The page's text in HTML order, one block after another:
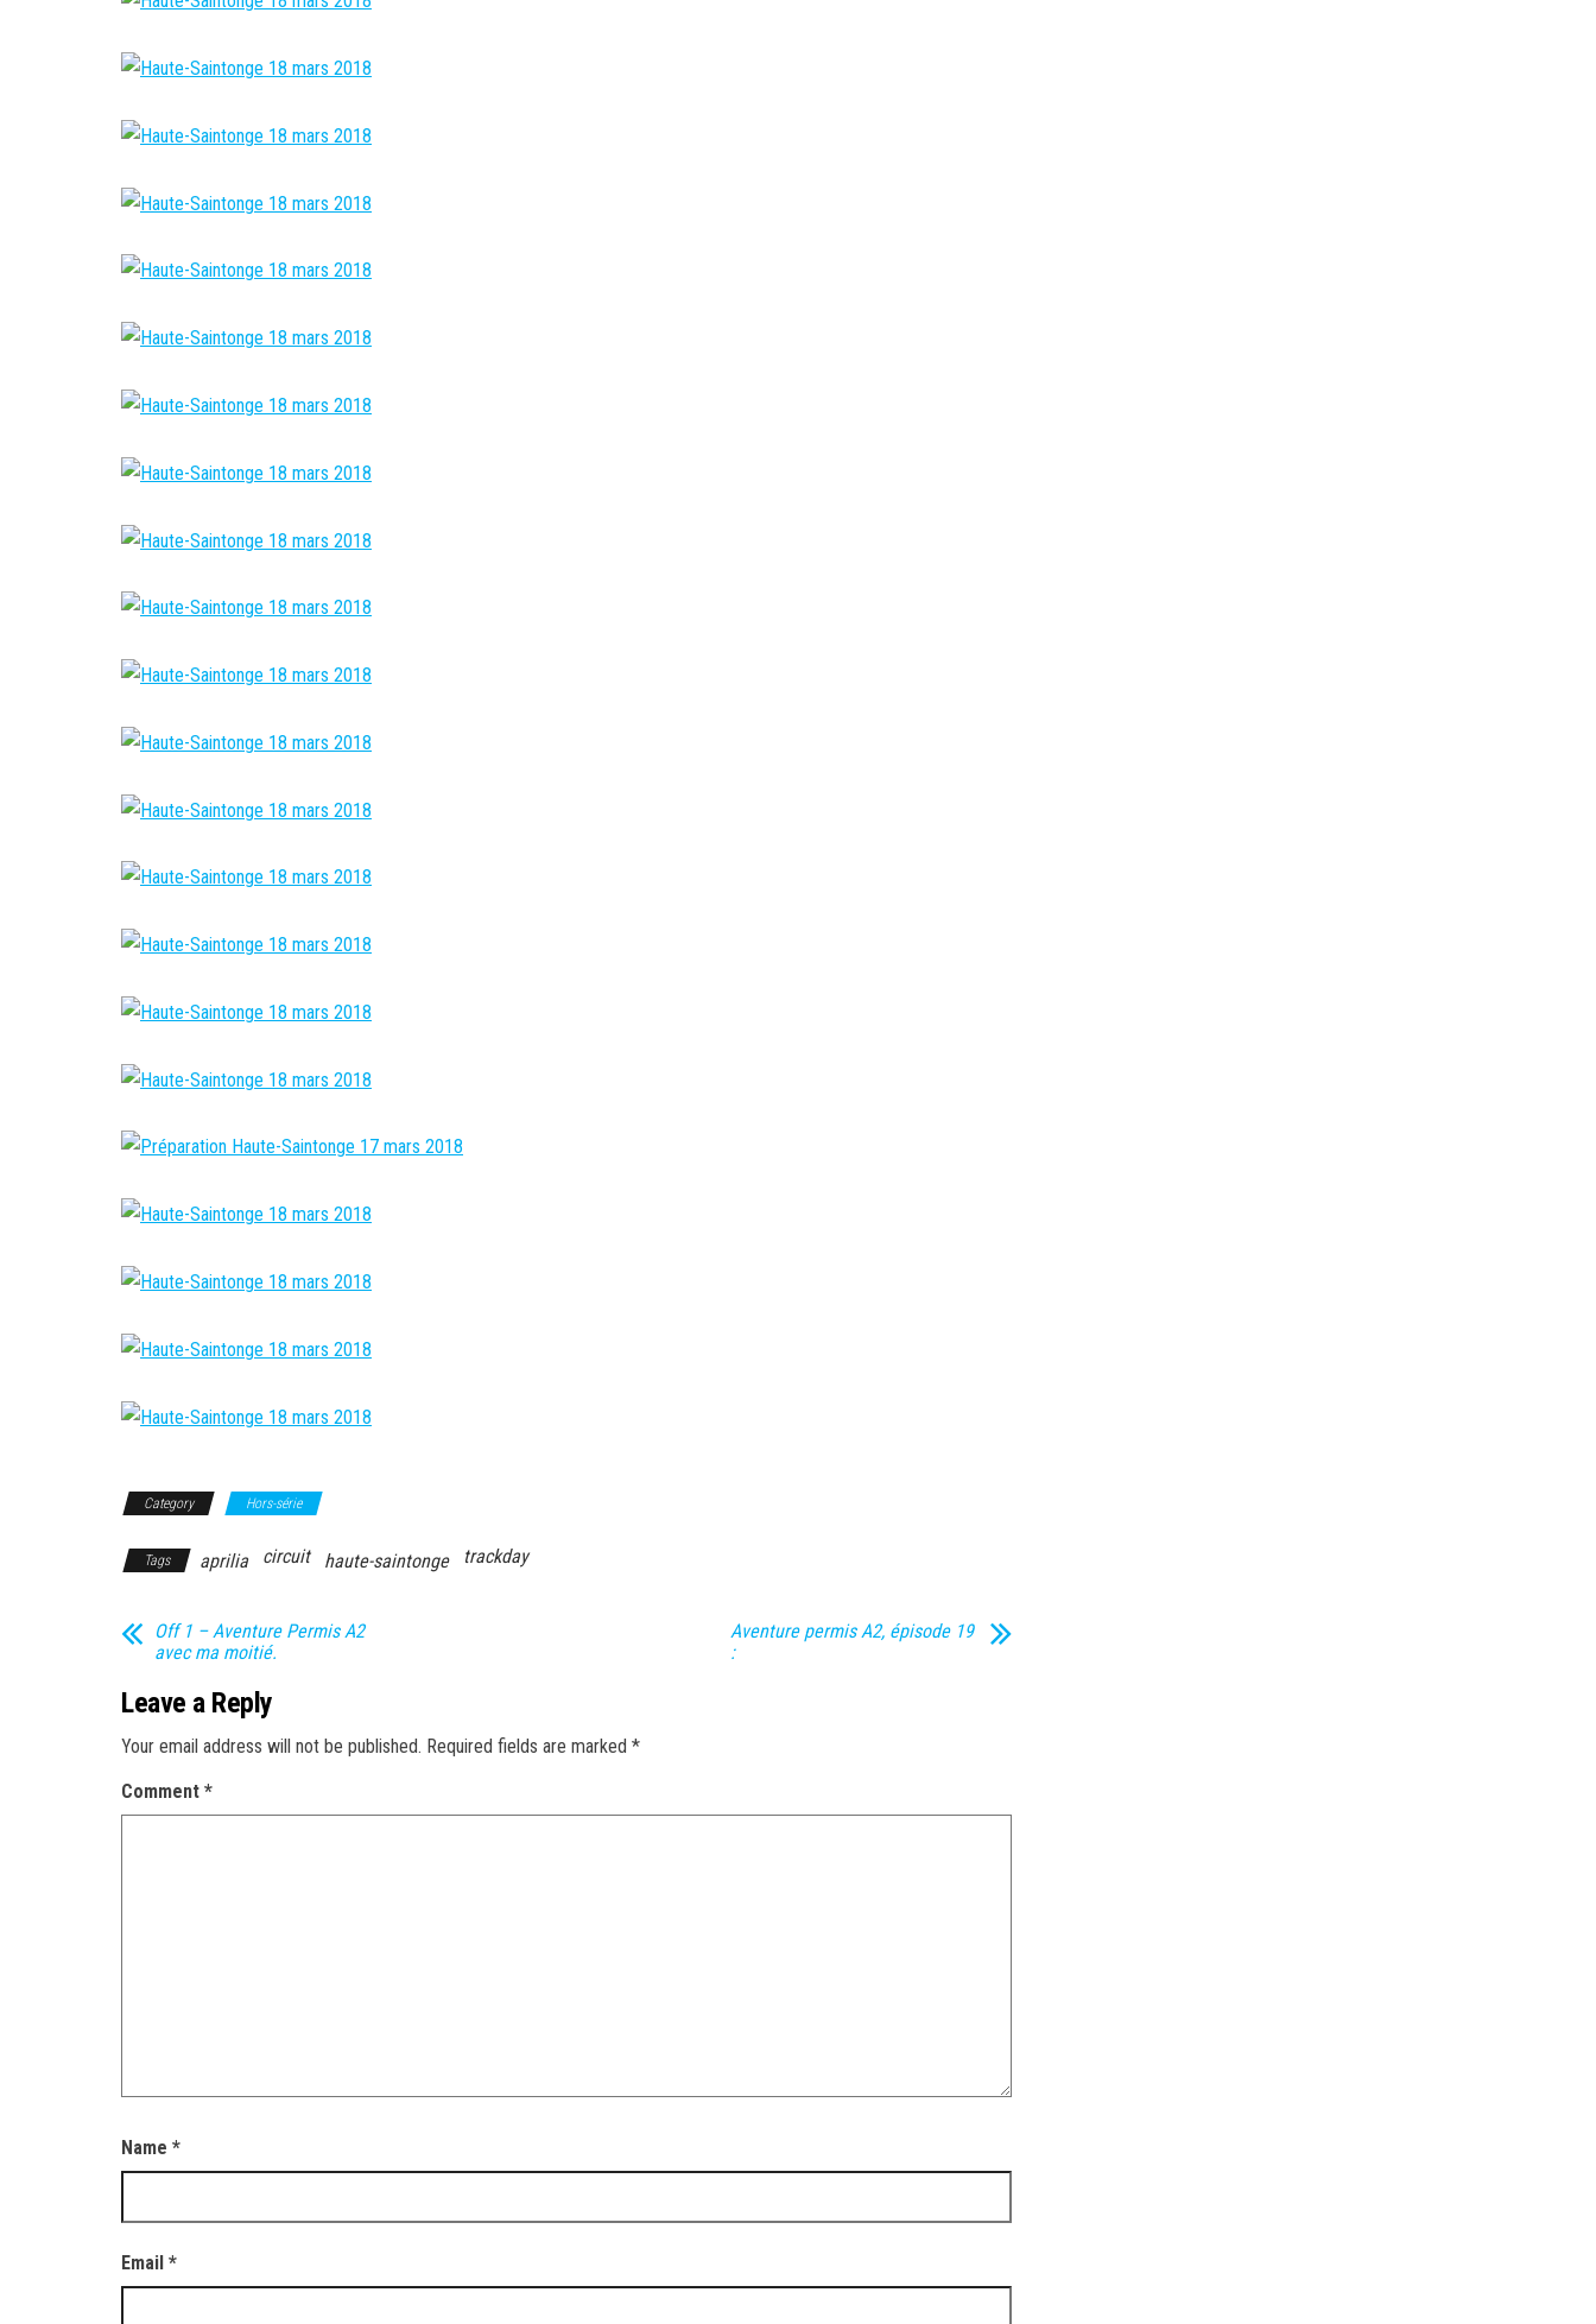
Category Hors-série
Tags aprilia circuit haute-saintonge trackday
Off 1 – Aventure Permis A2
avec ma moitié.
Aventure permis A2, épisode 19
:
Leave a Reply
Your email address will not be published. Required fields are marked *
Comment *
Name *
Email *